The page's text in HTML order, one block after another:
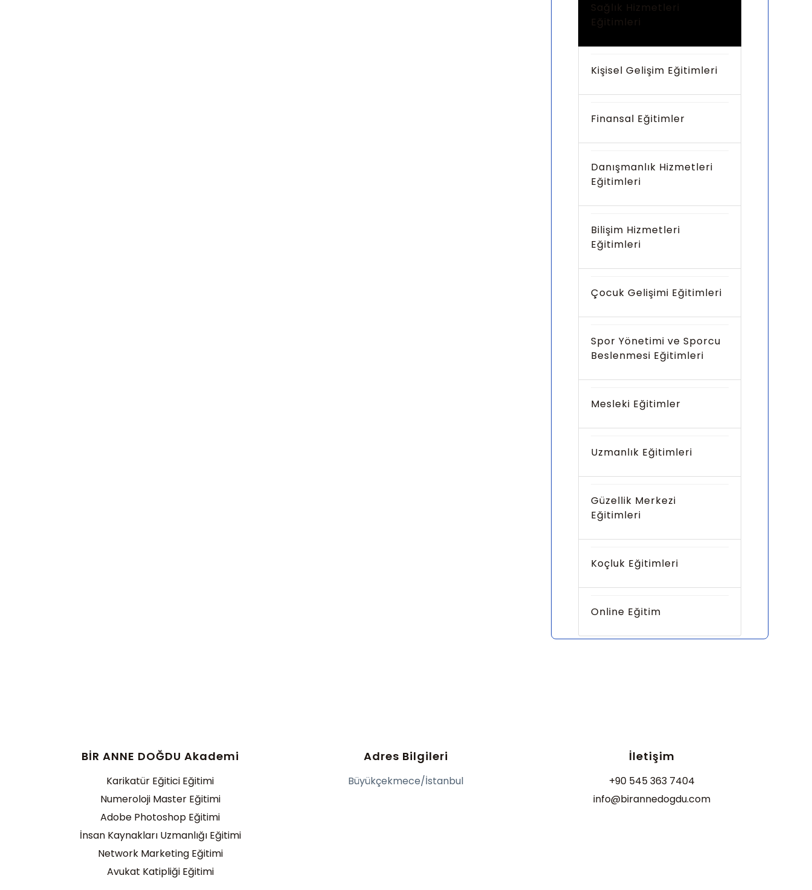
Sağlık Hizmetleri
Eğitimleri
Kişisel Gelişim Eğitimleri
Finansal Eğitimler
Danışmanlık Hizmetleri
Eğitimleri
Bilişim Hizmetleri
Eğitimleri
Çocuk Gelişimi Eğitimleri
Spor Yönetimi ve Sporcu
Beslenmesi Eğitimleri
Mesleki Eğitimler
Uzmanlık Eğitimleri
Güzellik Merkezi
Eğitimleri
Koçluk Eğitimleri
Online Eğitim
BİR ANNE DOĞDU Akademi
Karikatür Eğitici Eğitimi
Numeroloji Master Eğitimi
Adobe Photoshop Eğitimi
İnsan Kaynakları Uzmanlığı Eğitimi
Network Marketing Eğitimi
Avukat Katipliği Eğitimi
Adres Bilgileri
Büyükçekmece/İstanbul
İletişim
+90 545 363 7404
info@birannedogdu.com